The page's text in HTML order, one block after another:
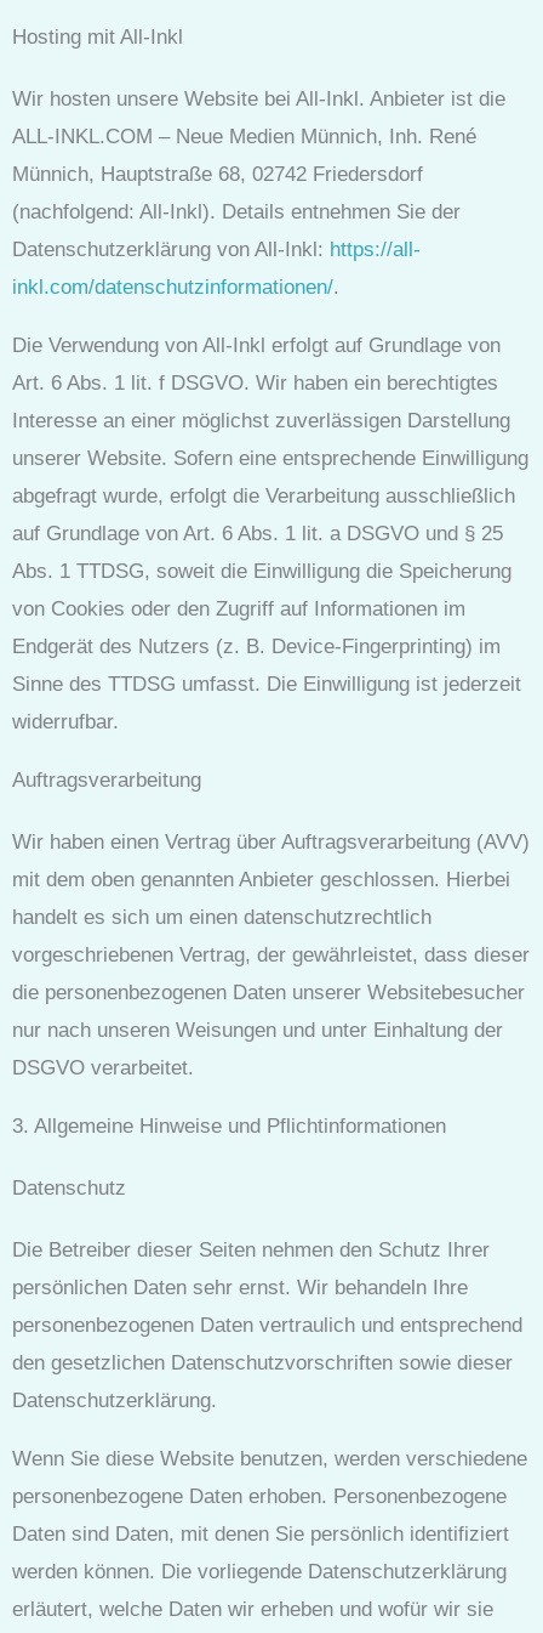
Hosting mit All-Inkl
Wir hosten unsere Website bei All-Inkl. Anbieter ist die
ALL-INKL.COM – Neue Medien Münnich, Inh. René
Münnich, Hauptstraße 68, 02742 Friedersdorf
(nachfolgend: All-Inkl). Details entnehmen Sie der
Datenschutzerklärung von All-Inkl: https://all-
inkl.com/datenschutzinformationen/.
Die Verwendung von All-Inkl erfolgt auf Grundlage von
Art. 6 Abs. 1 lit. f DSGVO. Wir haben ein berechtigtes
Interesse an einer möglichst zuverlässigen Darstellung
unserer Website. Sofern eine entsprechende Einwilligung
abgefragt wurde, erfolgt die Verarbeitung ausschließlich
auf Grundlage von Art. 6 Abs. 1 lit. a DSGVO und § 25
Abs. 1 TTDSG, soweit die Einwilligung die Speicherung
von Cookies oder den Zugriff auf Informationen im
Endgerät des Nutzers (z. B. Device-Fingerprinting) im
Sinne des TTDSG umfasst. Die Einwilligung ist jederzeit
widerrufbar.
Auftragsverarbeitung
Wir haben einen Vertrag über Auftragsverarbeitung (AVV)
mit dem oben genannten Anbieter geschlossen. Hierbei
handelt es sich um einen datenschutzrechtlich
vorgeschriebenen Vertrag, der gewährleistet, dass dieser
die personenbezogenen Daten unserer Websitebesucher
nur nach unseren Weisungen und unter Einhaltung der
DSGVO verarbeitet.
3. Allgemeine Hinweise und Pflicht­informationen
Datenschutz
Die Betreiber dieser Seiten nehmen den Schutz Ihrer
persönlichen Daten sehr ernst. Wir behandeln Ihre
personenbezogenen Daten vertraulich und entsprechend
den gesetzlichen Datenschutzvorschriften sowie dieser
Datenschutzerklärung.
Wenn Sie diese Website benutzen, werden verschiedene
personenbezogene Daten erhoben. Personenbezogene
Daten sind Daten, mit denen Sie persönlich identifiziert
werden können. Die vorliegende Datenschutzerklärung
erläutert, welche Daten wir erheben und wofür wir sie